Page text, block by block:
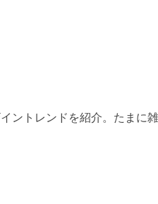
ントレンドを紹介。たまに雑